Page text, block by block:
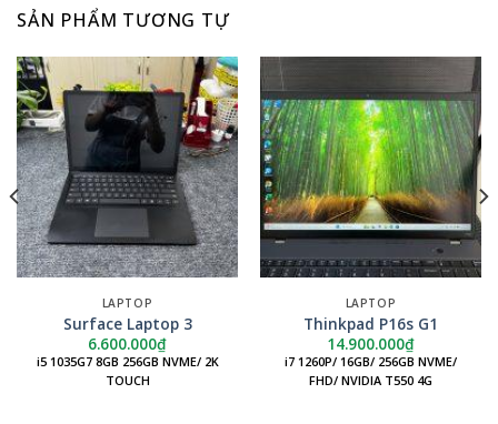
SẢN PHẨM TƯƠNG TỰ
LAPTOP
Surface Laptop 3
6.600.000₫
i5 1035G7 8GB 256GB NVME/ 2K
TOUCH
LAPTOP
Thinkpad P16s G1
14.900.000₫
i7 1260P/ 16GB/ 256GB NVME/
FHD/ NVIDIA T550 4G